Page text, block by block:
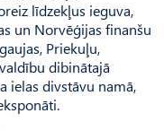
līdzekļus ieguva,
un Norvēģijas finanšu
Priekuļu,
dibinātajā
ielas divstāvu namā,